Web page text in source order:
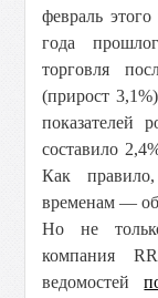
февраль
года
торговля
(прирост
показателей
составило
Как
временам —
Но не
компания
ведомостей